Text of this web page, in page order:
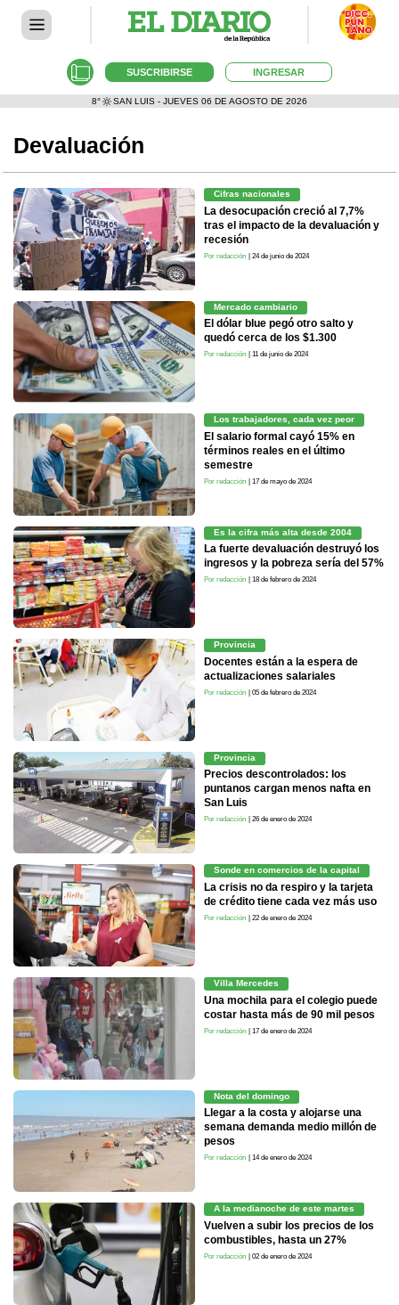
SUSCRIBIRSE INGRESAR
8° SAN LUIS - JUEVES 06 DE AGOSTO DE 2026
Devaluación
Cifras nacionales
La desocupación creció al 7,7%
tras el impacto de la devaluación y
recesión
Por redacción | 24 de junio de 2024
Mercado cambiario
El dólar blue pegó otro salto y
quedó cerca de los $1.300
Por redacción | 11 de junio de 2024
Los trabajadores, cada vez peor
El salario formal cayó 15% en
términos reales en el último
semestre
Por redacción | 17 de mayo de 2024
Es la cifra más alta desde 2004
La fuerte devaluación destruyó los
ingresos y la pobreza sería del 57%
Por redacción | 18 de febrero de 2024
Provincia
Docentes están a la espera de
actualizaciones salariales
Por redacción | 05 de febrero de 2024
Provincia
Precios descontrolados: los
puntanos cargan menos nafta en
San Luis
Por redacción | 26 de enero de 2024
Sonde en comercios de la capital
La crisis no da respiro y la tarjeta
de crédito tiene cada vez más uso
Por redacción | 22 de enero de 2024
Villa Mercedes
Una mochila para el colegio puede
costar hasta más de 90 mil pesos
Por redacción | 17 de enero de 2024
Nota del domingo
Llegar a la costa y alojarse una
semana demanda medio millón de
pesos
Por redacción | 14 de enero de 2024
A la medianoche de este martes
Vuelven a subir los precios de los
combustibles, hasta un 27%
Por redacción | 02 de enero de 2024